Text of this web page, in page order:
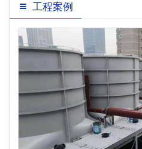
工程案例